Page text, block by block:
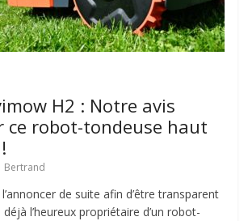
H2 : Notre avis
ce robot-tondeuse haut
Bertrand
de suite afin d’être transparent
déjà l’heureux propriétaire d’un robot-